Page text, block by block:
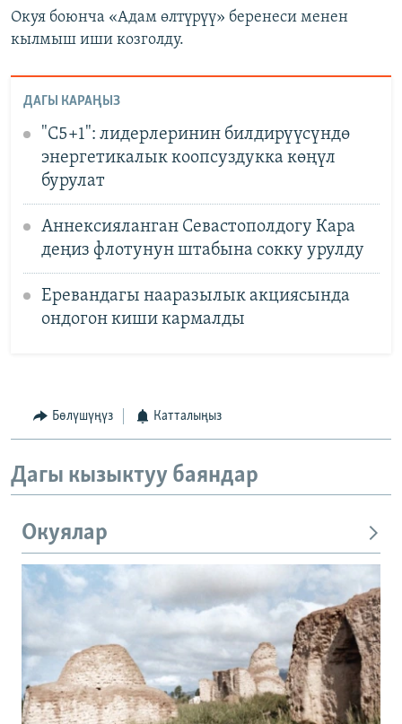
Окуя боюнча «Адам өлтүрүү» беренеси менен
кылмыш иши козголду.
ДАГЫ КАРАҢЫЗ
"C5+1": лидерлеринин билдирүүсүндө
энергетикалык коопсуздукка көңүл
бурулат
Аннексияланган Севастополдогу Кара
деңиз флотунун штабына сокку урулду
Еревандагы нааразылык акциясында
ондогон киши кармалды
Бөлүшүңүз Катталыңыз
Дагы кызыктуу баяндар
Окуялар